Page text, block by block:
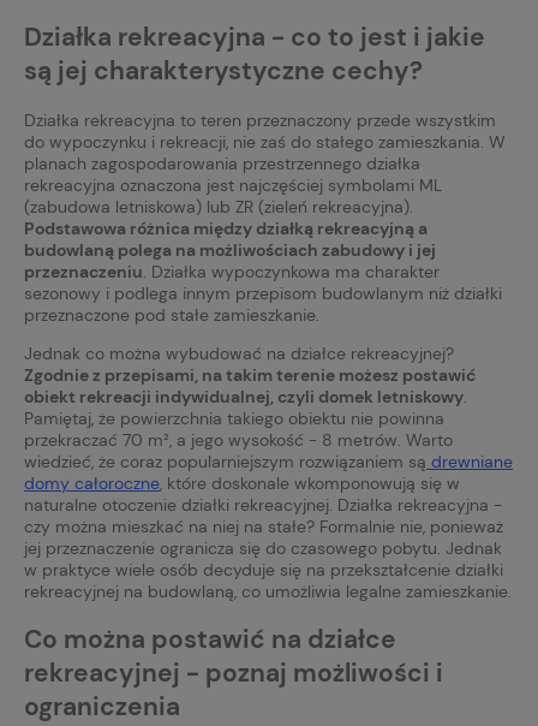
Działka rekreacyjna - co to jest i jakie
są jej charakterystyczne cechy?
Działka rekreacyjna to teren przeznaczony przede wszystkim
do wypoczynku i rekreacji, nie zaś do stałego zamieszkania. W
planach zagospodarowania przestrzennego działka
rekreacyjna oznaczona jest najczęściej symbolami ML
(zabudowa letniskowa) lub ZR (zieleń rekreacyjna).
Podstawowa różnica między działką rekreacyjną a
budowlaną polega na możliwościach zabudowy i jej
przeznaczeniu. Działka wypoczynkowa ma charakter
sezonowy i podlega innym przepisom budowlanym niż działki
przeznaczone pod stałe zamieszkanie.
Jednak co można wybudować na działce rekreacyjnej?
Zgodnie z przepisami, na takim terenie możesz postawić
obiekt rekreacji indywidualnej, czyli domek letniskowy.
Pamiętaj, że powierzchnia takiego obiektu nie powinna
przekraczać 70 m², a jego wysokość - 8 metrów. Warto
wiedzieć, że coraz popularniejszym rozwiązaniem są drewniane
domy całoroczne, które doskonale wkomponowują się w
naturalne otoczenie działki rekreacyjnej. Działka rekreacyjna -
czy można mieszkać na niej na stałe? Formalnie nie, ponieważ
jej przeznaczenie ogranicza się do czasowego pobytu. Jednak
w praktyce wiele osób decyduje się na przekształcenie działki
rekreacyjnej na budowlaną, co umożliwia legalne zamieszkanie.
Co można postawić na działce
rekreacyjnej - poznaj możliwości i
ograniczenia